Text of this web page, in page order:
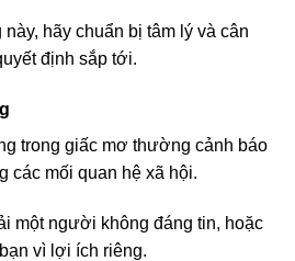
hãy chuẩn bị tâm lý và cân
định sắp tới.
trong giấc mơ thường cảnh báo
các mối quan hệ xã hội.
một người không đáng tin, hoặc
vì lợi ích riêng.